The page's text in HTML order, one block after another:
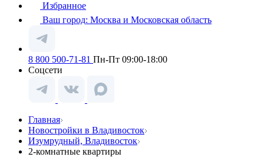
Избранное
Ваш город: Москва и Московская область
8 800 500-71-81 Пн-Пт 09:00-18:00
Соцсети
Главная
Новостройки в Владивосток
Изумрудный, Владивосток
2-комнатные квартиры